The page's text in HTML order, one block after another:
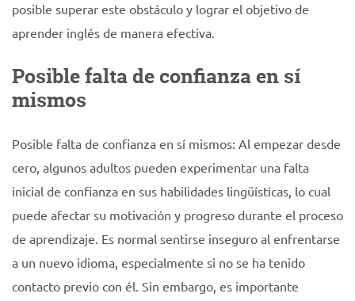
posible superar este obstáculo y lograr el objetivo de
aprender inglés de manera efectiva.
Posible falta de confianza en sí
mismos
Posible falta de confianza en sí mismos: Al empezar desde
cero, algunos adultos pueden experimentar una falta
inicial de confianza en sus habilidades lingüísticas, lo cual
puede afectar su motivación y progreso durante el proceso
de aprendizaje. Es normal sentirse inseguro al enfrentarse
a un nuevo idioma, especialmente si no se ha tenido
contacto previo con él. Sin embargo, es importante